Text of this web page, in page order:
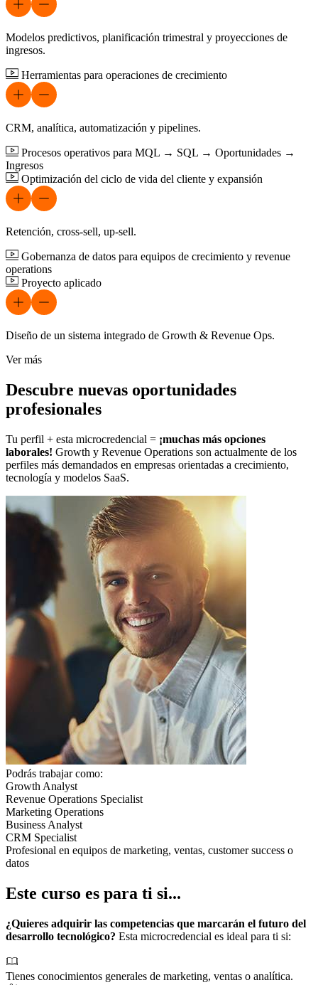
Modelos predictivos, planificación trimestral y proyecciones de
ingresos.
Herramientas para operaciones de crecimiento
CRM, analítica, automatización y pipelines.
Procesos operativos para MQL → SQL → Oportunidades →
Ingresos
Optimización del ciclo de vida del cliente y expansión
Retención, cross-sell, up-sell.
Gobernanza de datos para equipos de crecimiento y revenue
operations
Proyecto aplicado
Diseño de un sistema integrado de Growth & Revenue Ops.
Ver más
Descubre nuevas oportunidades
profesionales
Tu perfil + esta microcredencial = ¡muchas más opciones
laborales! Growth y Revenue Operations son actualmente de los
perfiles más demandados en empresas orientadas a crecimiento,
tecnología y modelos SaaS.
Podrás trabajar como:
Growth Analyst
Revenue Operations Specialist
Marketing Operations
Business Analyst
CRM Specialist
Profesional en equipos de marketing, ventas, customer success o
datos
Este curso es para ti si...
¿Quieres adquirir las competencias que marcarán el futuro del
desarrollo tecnológico? Esta microcredencial es ideal para ti si:
Tienes conocimientos generales de marketing, ventas o analítica.